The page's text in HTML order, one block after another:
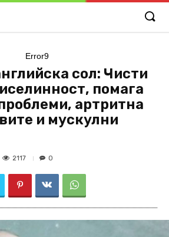
Error9
сол: Чисти
помага
артритна
и мускулни
2117 0